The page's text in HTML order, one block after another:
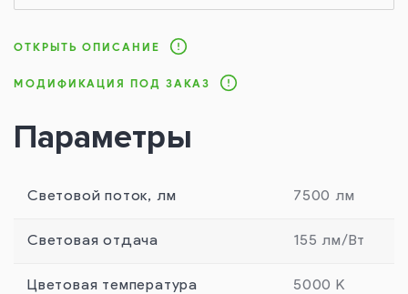
ОТКРЫТЬ ОПИСАНИЕ
МОДИФИКАЦИЯ ПОД ЗАКАЗ
Параметры
Световой поток, лм 7500 лм
Световая отдача 155 лм/Вт
Цветовая температура 5000 К